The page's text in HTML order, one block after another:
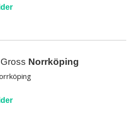
Norrköping